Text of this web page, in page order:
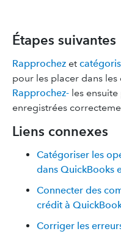
Étapes suivantes
Rapprochez et
pour les placer dans
Rapprochez- les ensuite
enregistrées
Liens connexes
Catégoriser les
dans QuickBooks
Connecter des
crédit à
Corriger les